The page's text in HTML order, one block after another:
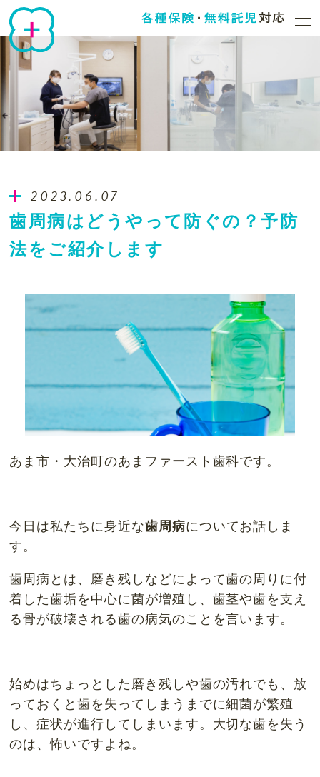
2023.06.07
歯周病はどうやって防ぐの？予防
法をご紹介します
あま市・大治町のあまファースト歯科です。
今日は私たちに身近な歯周病についてお話しま
す。
歯周病とは、磨き残しなどによって歯の周りに付
着した歯垢を中心に菌が増殖し、歯茎や歯を支え
る骨が破壊される歯の病気のことを言います。
始めはちょっとした磨き残しや歯の汚れでも、放
っておくと歯を失ってしまうまでに細菌が繁殖
し、症状が進行してしまいます。大切な歯を失う
のは、怖いですよね。